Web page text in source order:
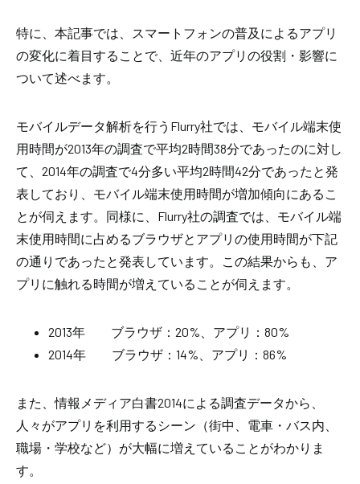
特に、本記事では、スマートフォンの普及によるアプリ
の変化に着目することで、近年のアプリの役割・影響に
ついて述べます。
モバイルデータ解析を行うFlurry社では、モバイル端末使
用時間が2013年の調査で平均2時間38分であったのに対し
て、2014年の調査で4分多い平均2時間42分であったと発
表しており、モバイル端末使用時間が増加傾向にあるこ
とが伺えます。同様に、Flurry社の調査では、モバイル端
末使用時間に占めるブラウザとアプリの使用時間が下記
の通りであったと発表しています。この結果からも、ア
プリに触れる時間が増えていることが伺えます。
2013年 ブラウザ：20%、アプリ：80%
2014年 ブラウザ：14%、アプリ：86%
また、情報メディア白書2014による調査データから、
人々がアプリを利用するシーン（街中、電車・バス内、
職場・学校など）が大幅に増えていることがわかりま
す。